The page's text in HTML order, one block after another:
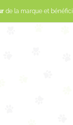
de la marque et